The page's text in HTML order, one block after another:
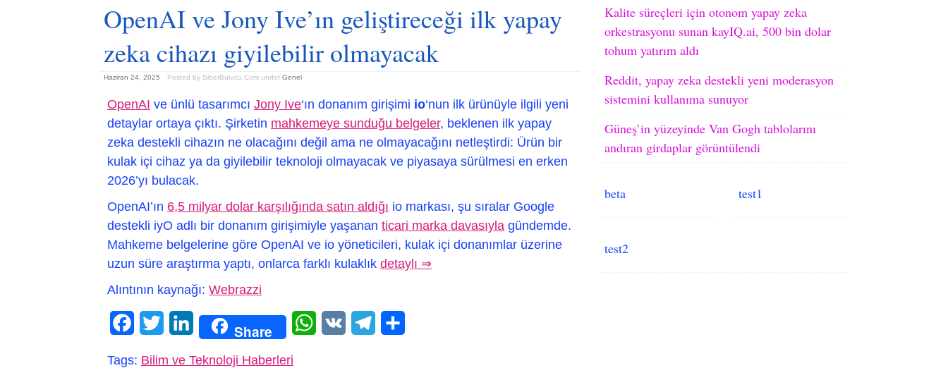
OpenAI ve Jony Ive’ın geliştireceği ilk yapay
zeka cihazı giyilebilir olmayacak
Haziran 24, 2025 Posted by SiberBulucu.Com under Genel
OpenAI ve ünlü tasarımcı Jony Ive‘ın donanım girişimi io‘nun ilk ürünüyle ilgili yeni
detaylar ortaya çıktı. Şirketin mahkemeye sunduğu belgeler, beklenen ilk yapay
zeka destekli cihazın ne olacağını değil ama ne olmayacağını netleştirdi: Ürün bir
kulak içi cihaz ya da giyilebilir teknoloji olmayacak ve piyasaya sürülmesi en erken
2026’yı bulacak.
OpenAI’ın 6,5 milyar dolar karşılığında satın aldığı io markası, şu sıralar Google
destekli iyO adlı bir donanım girişimiyle yaşanan ticari marka davasıyla gündemde.
Mahkeme belgelerine göre OpenAI ve io yöneticileri, kulak içi donanımlar üzerine
uzun süre araştırma yaptı, onlarca farklı kulaklık detaylı ⇒
Alıntının kaynağı: Webrazzi
Facebook
Twitter LinkedIn Share WhatsApp
VK Telegram
Tags: Bilim ve Teknoloji Haberleri
Kalite süreçleri için otonom yapay zeka
orkestrasyonu sunan kayIQ.ai, 500 bin dolar
tohum yatırım aldı
Reddit, yapay zeka destekli yeni moderasyon
sistemini kullanıma sunuyor
Güneş’in yüzeyinde Van Gogh tablolarını
andıran girdaplar görüntülendi
beta test1
test2